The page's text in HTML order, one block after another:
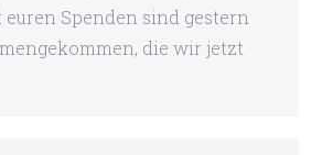
euren Spenden sind gestern
die wir jetzt